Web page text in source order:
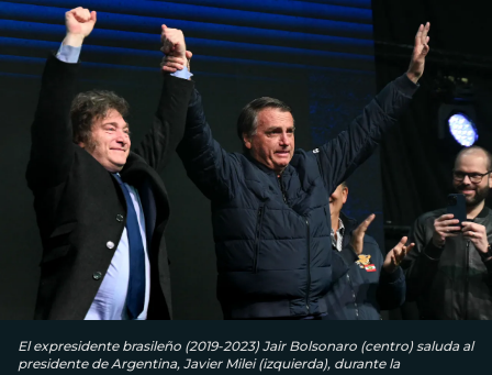
El expresidente brasileño (2019-2023) Jair Bolsonaro (centro) saluda al
presidente de Argentina, Javier Milei (izquierda), durante la